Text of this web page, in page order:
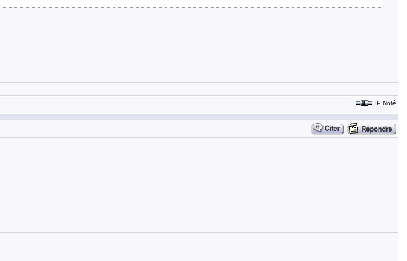
IP Noté